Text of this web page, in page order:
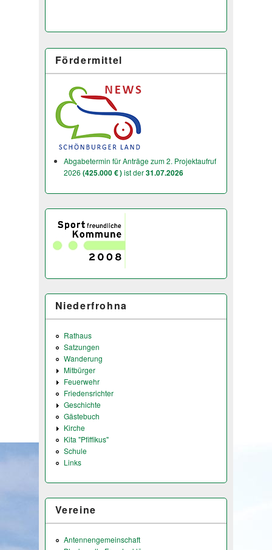
Fördermittel
Abgabetermin für Anträge zum 2. Projektaufruf
2026 (425.000 € )ist der31.07.2026
Niederfrohna
Rathaus
Satzungen
Wanderung
Mitbürger
Feuerwehr
Friedensrichter
Geschichte
Gästebuch
Kirche
Kita "Pfiffikus"
Schule
Links
Vereine
Antennengemeinschaft